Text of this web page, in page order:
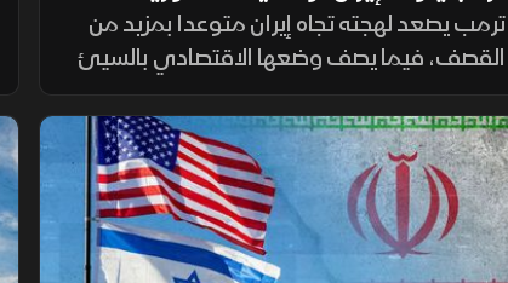
أنفاسها
ترمب يصعد لهجته تجاه إيران متوعدا بمزيد من
القصف، فيما يصف وضعها الاقتصادي بالسيئ
للغاية. وفي سوريا، يلتقط قطاع السياحة أنفاسه
مع مؤشرات تعاف، وتكشف دراسة جديدة عن سر
قد يرتبط بأحد أبرز ألغاز الشيخوخة